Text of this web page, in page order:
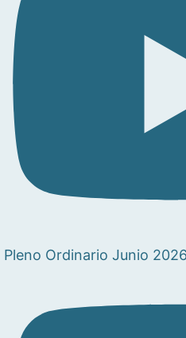
Pleno Ordinario Junio 2026